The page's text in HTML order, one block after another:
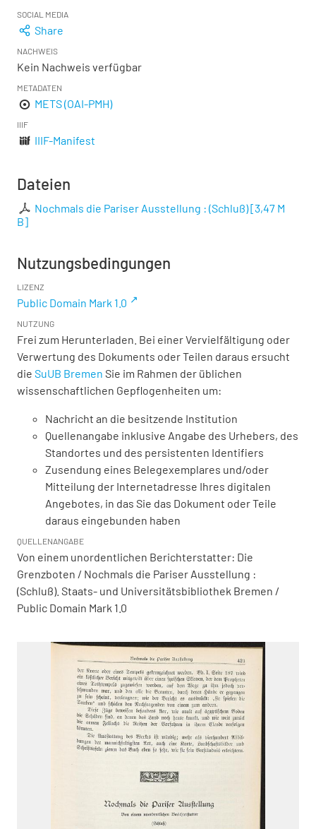
SOCIAL MEDIA
Share
NACHWEIS
Kein Nachweis verfügbar
METADATEN
METS (OAI-PMH)
IIIF
IIIF-Manifest
Dateien
Nochmals die Pariser Ausstellung : (Schluß)[3,47 M
B]
Nutzungsbedingungen
LIZENZ
Public Domain Mark 1.0
NUTZUNG
Frei zum Herunterladen. Bei einer Vervielfältigung oder
Verwertung des Dokuments oder Teilen daraus ersucht
die SuUB Bremen Sie im Rahmen der üblichen
wissenschaftlichen Gepflogenheiten um:
Nachricht an die besitzende Institution
Quellenangabe inklusive Angabe des Urhebers, des
Standortes und des persistenten Identifiers
Zusendung eines Belegexemplares und/oder
Mitteilung der Internetadresse Ihres digitalen
Angebotes, in das Sie das Dokument oder Teile
daraus eingebunden haben
QUELLENANGABE
Von einem unordentlichen Berichterstatter: Die
Grenzboten / Nochmals die Pariser Ausstellung :
(Schluß). Staats- und Universitätsbibliothek Bremen /
Public Domain Mark 1.0